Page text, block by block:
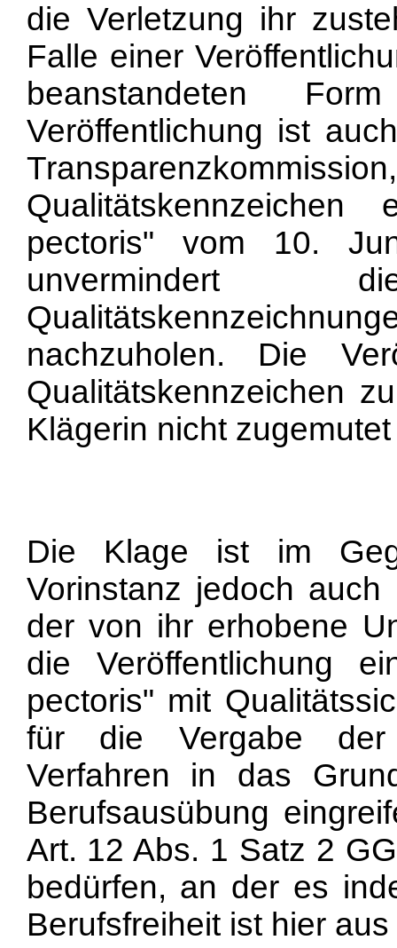
die Verletzung ihr
Falle einer
beanstandeten
Veröffentlichung ist
pectoris" vom 10.
nachzuholen. Die
Qualitätskennzeichen
Klägerin nicht
Die Klage ist im
Vorinstanz jedoch
der von ihr erhobene
die Veröffentlichung
pectoris" mit
für die Vergabe der
Verfahren in das
Berufsausübung
Art. 12 Abs. 1 Satz 2
bedürfen, an der es
Berufsfreiheit ist hier